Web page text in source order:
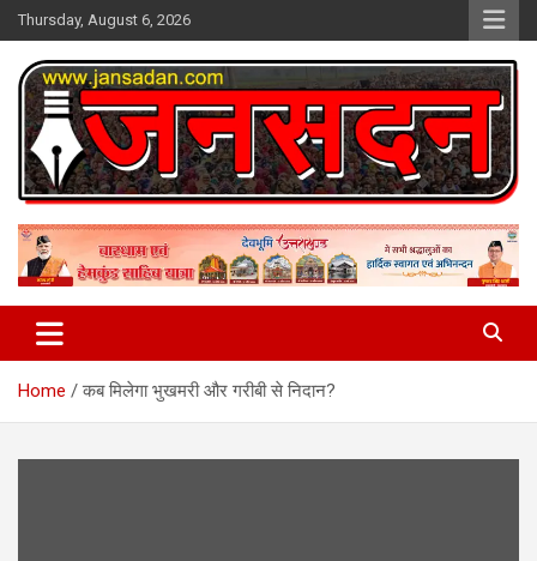
Skip
to
content
Thursday, August 6, 2026
Jan Sadan
Home कब मिलेगा भुखमरी और गरीबी से निदान?